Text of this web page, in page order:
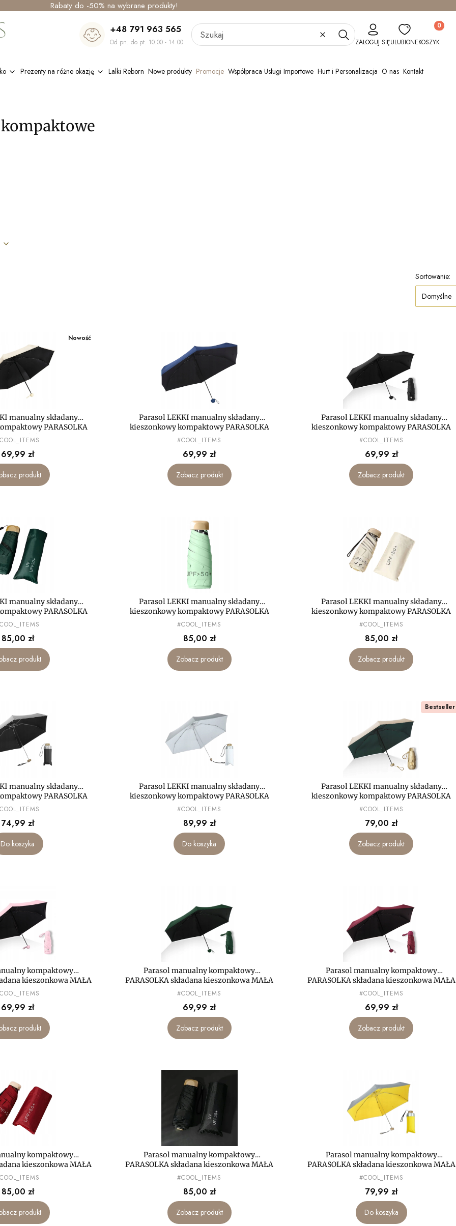
Rabaty do -50% na wybrane produkty!
+48 791 963 565
Od pn. do pt. 10.00 - 14.00 WyczyśćSzukajZALOGUJ SIĘULUBIONE
Produkty
KOSZYK
Prezenty na różne okazję Lalki Reborn Nowe produkty Promocje Współpraca Usługi Importowe Hurt i Personalizacja O nas Kontakt
Sortowanie:
Domyślne
Nowość
manualny składany
PARASOLKA
mini
Cena
69,99 zł
produkt
Parasol LEKKI manualny składany
kieszonkowy kompaktowy PARASOLKA
MAŁA mini
PRODUCENT
#COOL_ITEMS
Cena
69,99 zł
Zobacz produkt
Parasol LEKKI manualny składany
kieszonkowy kompaktowy PARASOLKA
MAŁA mini
PRODUCENT
#COOL_ITEMS
Cena
69,99 zł
Zobacz produkt
manualny składany
PARASOLKA
mini
Cena
85,00 zł
produkt
Parasol LEKKI manualny składany
kieszonkowy kompaktowy PARASOLKA
MAŁA mini
PRODUCENT
#COOL_ITEMS
Cena
85,00 zł
Zobacz produkt
Parasol LEKKI manualny składany
kieszonkowy kompaktowy PARASOLKA
MAŁA mini
PRODUCENT
#COOL_ITEMS
Cena
85,00 zł
Zobacz produkt
manualny składany
PARASOLKA
mini
Cena
74,99 zł
Do koszyka
Parasol LEKKI manualny składany
kieszonkowy kompaktowy PARASOLKA
MAŁA mini
PRODUCENT
#COOL_ITEMS
Cena
89,99 zł
Do koszyka
Bestseller
Parasol LEKKI manualny składany
kieszonkowy kompaktowy PARASOLKA
MAŁA mini
PRODUCENT
#COOL_ITEMS
Cena
79,00 zł
Zobacz produkt
kompaktowy
kieszonkowa MAŁA
LEKKA
Cena
69,99 zł
produkt
Parasol manualny kompaktowy
PARASOLKA składana kieszonkowa MAŁA
mini LEKKA
PRODUCENT
#COOL_ITEMS
Cena
69,99 zł
Zobacz produkt
Parasol manualny kompaktowy
PARASOLKA składana kieszonkowa MAŁA
mini LEKKA
PRODUCENT
#COOL_ITEMS
Cena
69,99 zł
Zobacz produkt
kompaktowy
kieszonkowa MAŁA
LEKKA
Cena
85,00 zł
produkt
Parasol manualny kompaktowy
PARASOLKA składana kieszonkowa MAŁA
mini LEKKA
PRODUCENT
#COOL_ITEMS
Cena
85,00 zł
Zobacz produkt
Parasol manualny kompaktowy
PARASOLKA składana kieszonkowa MAŁA
mini LEKKA
PRODUCENT
#COOL_ITEMS
Cena
79,99 zł
Do koszyka